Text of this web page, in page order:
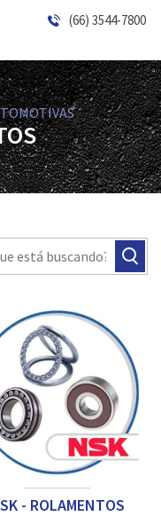
(66) 3544-7800
- ROLAMENTOS